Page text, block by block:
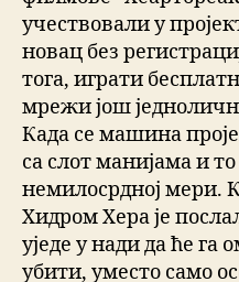
учествовали у
новац без
тога, играти
мрежи још
Када се машина
са слот манијама и
немилосрдној мери.
Хидром Хера је
уједе у нади да ће га
убити, уместо само